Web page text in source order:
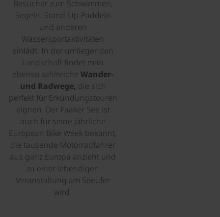
Besucher zum Schwimmen,
Segeln, Stand-Up-Paddeln
und anderen
Wassersportaktivitäten
einlädt. In der umliegenden
Landschaft findet man
ebenso zahlreiche Wander-
und Radwege, die sich
perfekt für Erkundungstouren
eignen. Der Faaker See ist
auch für seine jährliche
European Bike Week bekannt,
die tausende Motorradfahrer
aus ganz Europa anzieht und
zu einer lebendigen
Veranstaltung am Seeufer
wird.